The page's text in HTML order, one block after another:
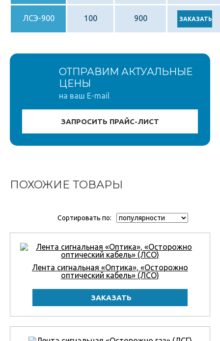
ЛСЭ-900 100 900
ОТПРАВИМ АКТУАЛЬНЫЕ
ЦЕНЫ
на ваш E-mail
ПОХОЖИЕ ТОВАРЫ
Сортировать по:
Лента сигнальная «Оптика», «Осторожно
оптический кабель» (ЛСО)